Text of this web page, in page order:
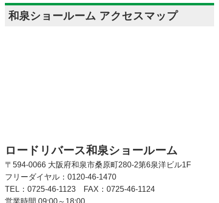
和泉ショールーム アクセスマップ
ロードリバース和泉ショールーム
〒594-0066 大阪府和泉市桑原町280-2第6泉洋ビル1F
フリーダイヤル：0120-46-1470
TEL：0725-46-1123
FAX：0725-46-1124
営業時間 09:00～18:00